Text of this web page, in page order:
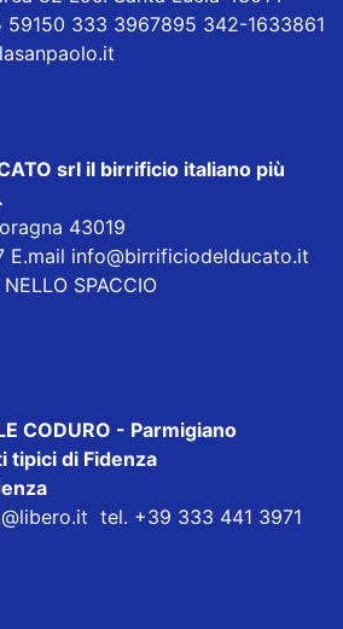
59150 333 3967895 342-1633861
srl il birrificio italiano più
43019
E.mail info@birrificiodelducato.it
SPACCIO
CODURO - Parmigiano
tipici di Fidenza
tel. +39 333 441 3971